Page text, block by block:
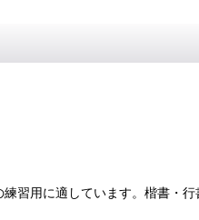
習用に適しています。楷書・